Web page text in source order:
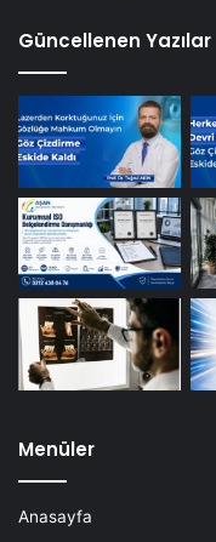
Güncellenen Yazılar
Menüler
Anasayfa